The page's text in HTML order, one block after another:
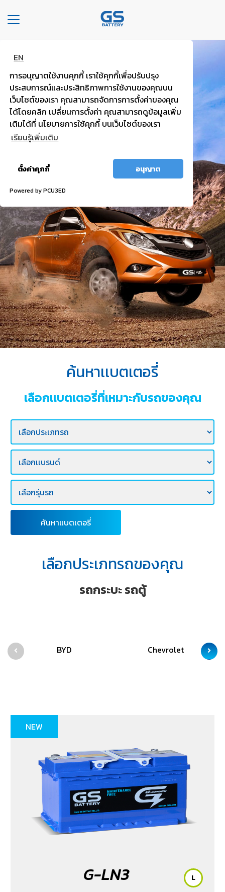
EN
การอนุญาตใช้งานคุกกี้ เราใช้คุกกี้เพื่อปรับปรุง
ประสบการณ์และประสิทธิภาพการใช้งานของคุณบน
เว็บไซต์ของเรา คุณสามารถจัดการการตั้งค่าของคุณ
ได้โดยคลิก เปลี่ยนการตั้งค่า คุณสามารถดูข้อมูลเพิ่ม
เติมได้ที่ นโยบายการใช้คุกกี้ บนเว็บไซต์ของเรา
เรียนรู้เพิ่มเติม
ตั้งค่าคุกกี้ อนุญาต
Powered by PCU3ED
Toggle
navigation
หน้า
หลัก
องค์กร
ประเภท
รถยนต์
เภท
เต
อรี่
บริการ
ของ
เรา
ค้นหา
ร้าน
แบตเตอรี่
ข่าว
เเละ
กิจกรรม
กับ
ติดต่อ
เรา
E-
BUSINESS
แบตพลังอึด
รถกระบะ รถตู้
ไฟแรง มั่นใจ กำลังไฟสตาร์ทสูง
ค้นหาเเบตเตอรี่
เลือกเเบตเตอรี่ที่เหมาะกับรถของคุณ
ค้นหาแบตเตอรี่
เลือกประเภทรถของคุณ
รถกระบะ รถตู้
BYD Chevrolet
NEW
G-LN3 L